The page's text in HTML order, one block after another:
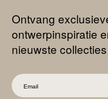
Ontvang
ontwerpinspiratie
nieuwste